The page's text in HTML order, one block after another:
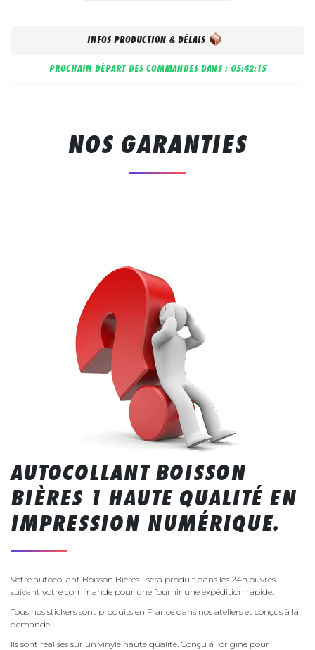
INFOS PRODUCTION & DÉLAIS
PROCHAIN DÉPART DES COMMANDES DANS : 05:42:14
NOS GARANTIES
AUTOCOLLANT BOISSON
BIÈRES 1 HAUTE QUALITÉ EN
IMPRESSION NUMÉRIQUE.
Votre autocollant Boisson Bières 1 sera produit dans les 24h ouvrés
suivant votre commande pour une fournir une expédition rapide.
Tous nos stickers sont produits en France dans nos ateliers et conçus à la
demande.
Ils sont réalisés sur un vinyle haute qualité. Conçu à l’origine pour